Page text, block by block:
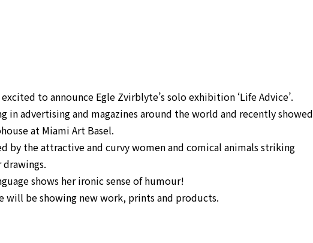
to announce Egle Zvirblyte’s solo exhibition ‘Life Advice’.
in advertising and magazines around the world and recently showed
at Miami Art Basel.
by the attractive and curvy women and comical animals striking
drawings.
shows her ironic sense of humour!
will be showing new work, prints and products.